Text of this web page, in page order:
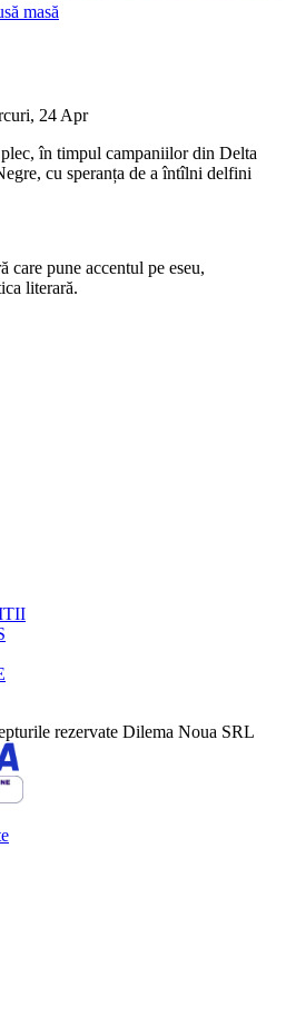
masă
24 Apr
în timpul campaniilor din Delta
cu speranța de a întîlni delfini
care pune accentul pe eseu,
literară.
rezervate Dilema Noua SRL